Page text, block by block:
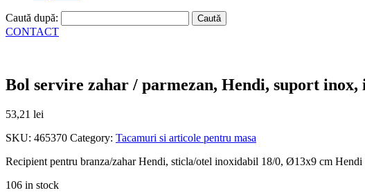
Caută după:
CONTACT
Bol servire zahar / parmezan, Hendi, suport
53,21 lei
SKU: 465370 Category: Tacamuri si articole pentru masa
Recipient pentru branza/zahar Hendi, sticla/otel inoxidabil 18/0, Ø13x9 cm
106 in stock